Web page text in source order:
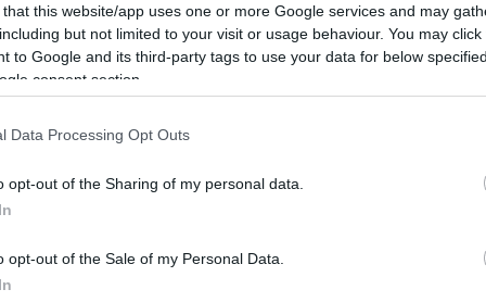
that this website/app uses one or more Google services and may
but not limited to your visit or usage behaviour. You may
to Google and its third-party tags to use your data for below
consent section.
Data Processing Opt Outs
opt-out of the Sharing of my personal data.
opt-out of the Sale of my Personal Data.
kellene lennie ahhoz, hogy indokolt legyen
ha lett volna ott egykavicságy, akkor
van.
magyarázatot kaptunk arra, hogy miért
Piastrival történt incidensében, és miért